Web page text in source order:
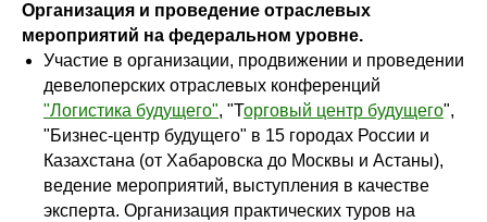
Организация и проведение отраслевых
мероприятий на федеральном уровне.
Участие в организации, продвижении и проведении
девелоперских отраслевых конференций
"Логистика будущего", "Торговый центр будущего",
"Бизнес-центр будущего" в 15 городах России и
Казахстана (от Хабаровска до Москвы и Астаны),
ведение мероприятий, выступления в качестве
эксперта. Организация практических туров на